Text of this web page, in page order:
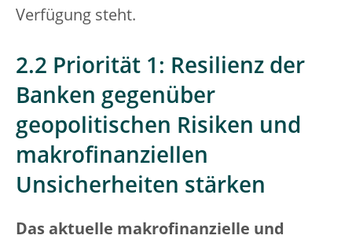
Verfügung steht.
2.2 Priorität 1: Resilienz der
Banken gegenüber
geopolitischen Risiken und
makrofinanziellen
Unsicherheiten stärken
Das aktuelle makrofinanzielle und